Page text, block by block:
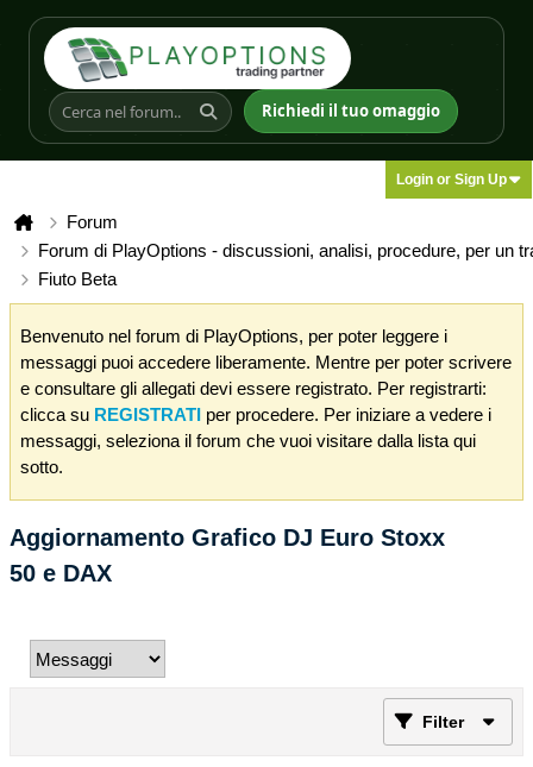
Richiedi il tuo omaggio
Login or Sign Up
Forum
Forum di PlayOptions - discussioni, analisi, procedure, per un
Fiuto Beta
Benvenuto nel forum di PlayOptions, per poter leggere i
messaggi puoi accedere liberamente. Mentre per poter scrivere
e consultare gli allegati devi essere registrato. Per registrarti:
clicca su REGISTRATI per procedere. Per iniziare a vedere i
messaggi, seleziona il forum che vuoi visitare dalla lista qui
sotto.
Aggiornamento Grafico DJ Euro Stoxx
50 e DAX
Filter